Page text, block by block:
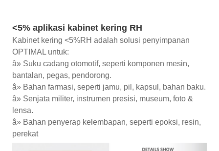
<5% aplikasi kabinet kering RH
Kabinet kering <5%RH adalah solusi penyimpanan
OPTIMAL untuk:
â» Suku cadang otomotif, seperti komponen mesin,
bantalan, pegas, pendorong.
â» Bahan farmasi, seperti jamu, pil, kapsul, bahan baku.
â» Senjata militer, instrumen presisi, museum, foto &
lensa.
â» Bahan penyerap kelembapan, seperti epoksi, resin,
perekat